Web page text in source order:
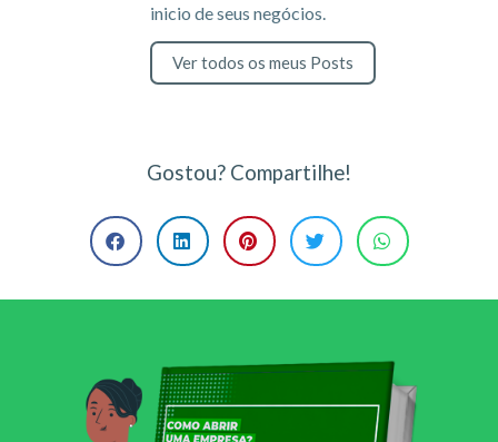
inicio de seus negócios.
Ver todos os meus Posts
Gostou? Compartilhe!